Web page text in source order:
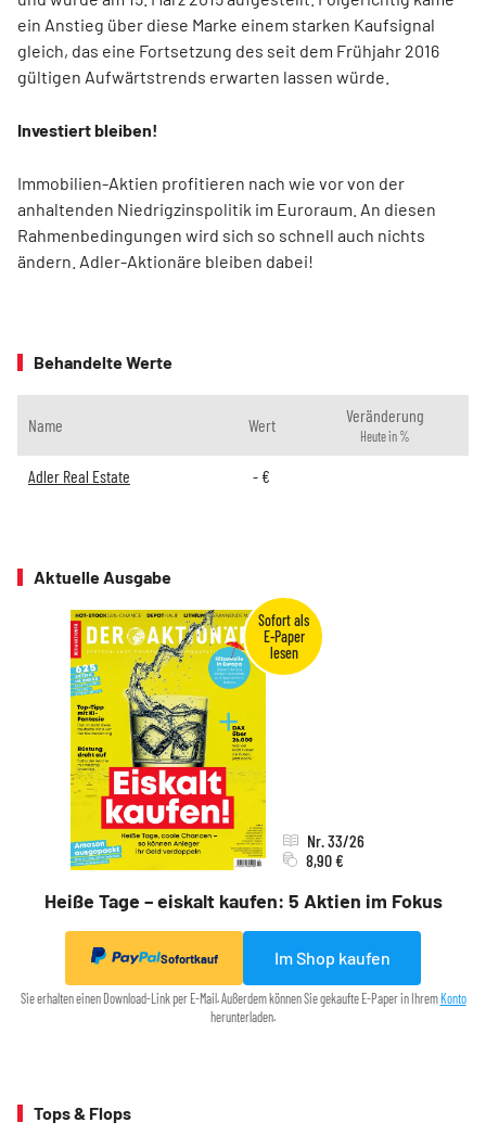
ein Anstieg über diese Marke einem starken Kaufsignal
gleich, das eine Fortsetzung des seit dem Frühjahr 2016
gültigen Aufwärtstrends erwarten lassen würde.
Investiert bleiben!
Immobilien-Aktien profitieren nach wie vor von der
anhaltenden Niedrigzinspolitik im Euroraum. An diesen
Rahmenbedingungen wird sich so schnell auch nichts
ändern. Adler-Aktionäre bleiben dabei!
Behandelte Werte
Name Wert Veränderung
Heute in %
Adler Real Estate - €
Aktuelle Ausgabe
Heiße Tage – eiskalt kaufen: 5 Aktien im Fokus
Nr. 33/26
8,90 €
Sofortkauf Im Shop kaufen
Sie erhalten einen Download-Link per E-Mail. Außerdem können Sie gekaufte E-Paper in Ihrem Konto
herunterladen.
Tops & Flops